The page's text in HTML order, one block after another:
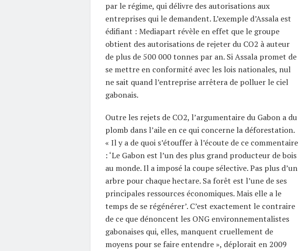
par le régime, qui délivre des autorisations aux
entreprises qui le demandent. L’exemple d’Assala est
édifiant : Mediapart révèle en effet que le groupe
obtient des autorisations de rejeter du CO2 à auteur
de plus de 500 000 tonnes par an. Si Assala promet de
se mettre en conformité avec les lois nationales, nul
ne sait quand l’entreprise arrêtera de polluer le ciel
gabonais.
Outre les rejets de CO2, l’argumentaire du Gabon a du
plomb dans l’aile en ce qui concerne la déforestation.
« Il y a de quoi s’étouffer à l’écoute de ce commentaire
: ‘Le Gabon est l’un des plus grand producteur de bois
au monde. Il a imposé la coupe sélective. Pas plus d’un
arbre pour chaque hectare. Sa forêt est l’une de ses
principales ressources économiques. Mais elle a le
temps de se régénérer’. C’est exactement le contraire
de ce que dénoncent les ONG environnementalistes
gabonaises qui, elles, manquent cruellement de
moyens pour se faire entendre », déplorait en 2009